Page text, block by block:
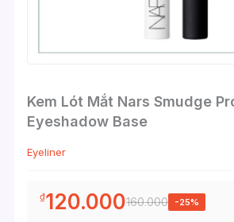
Kem Lót Mắt Nars Smudge
Eyeshadow Base
Eyeliner
₫120.000160.000 -25%